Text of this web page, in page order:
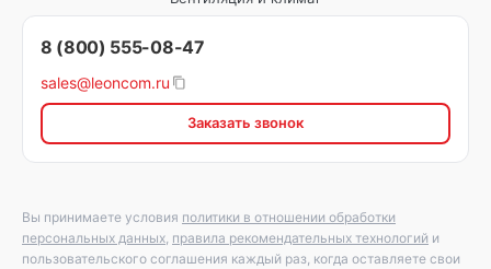
8 (800) 555-08-47
sales@leoncom.ru
Заказать звонок
Вы принимаете условия политики в отношении обработки
персональных данных правила рекомендательных технологий и
пользовательского соглашения каждый раз, когда оставляете свои